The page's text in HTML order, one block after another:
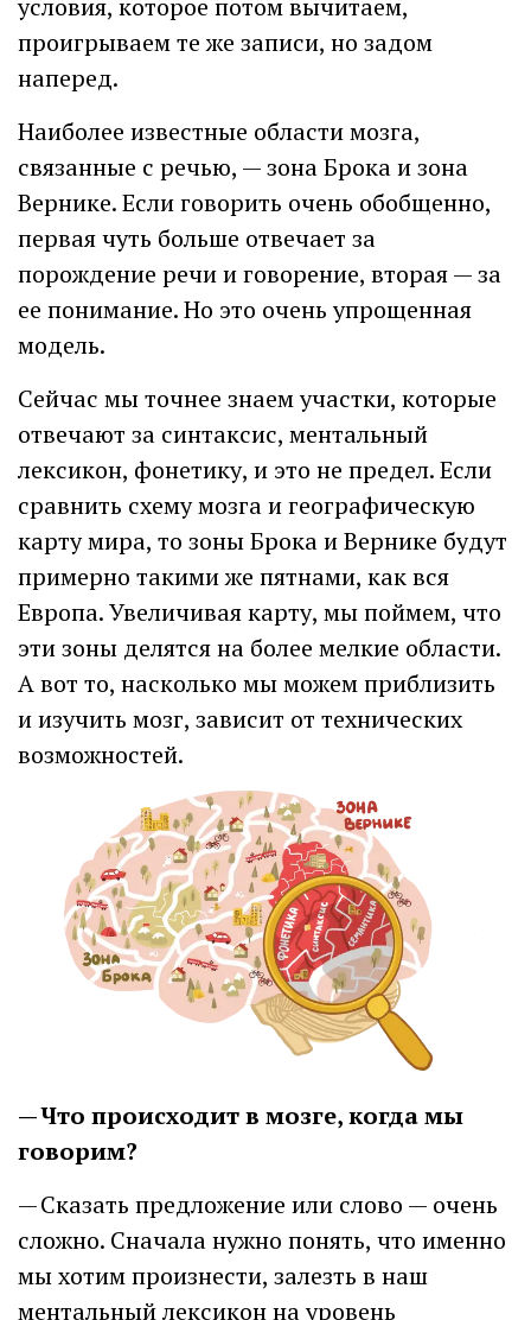
проигрываем те же записи, но задом
наперед.
Наиболее известные области мозга,
связанные с речью, — зона Брока и зона
Вернике. Если говорить очень обобщенно,
первая чуть больше отвечает за
порождение речи и говорение, вторая — за
ее понимание. Но это очень упрощенная
модель.
Сейчас мы точнее знаем участки, которые
отвечают за синтаксис, ментальный
лексикон, фонетику, и это не предел. Если
сравнить схему мозга и географическую
карту мира, то зоны Брока и Вернике будут
примерно такими же пятнами, как вся
Европа. Увеличивая карту, мы поймем, что
эти зоны делятся на более мелкие области.
А вот то, насколько мы можем приблизить
и изучить мозг, зависит от технических
возможностей.
— Что происходит в мозге, когда мы
говорим?
— Сказать предложение или слово — очень
сложно. Сначала нужно понять, что именно
мы хотим произнести, залезть в наш
ментальный лексикон на уровень